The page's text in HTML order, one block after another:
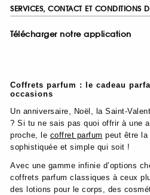
SERVICES, CONTACT ET CONDITIONS
Télécharger notre application
Coffrets parfum : le cadeau
occasions
Un anniversaire, Noël, la Saint-
? Si tu ne sais pas quoi offrir à une
proche, le coffret parfum peut être la
sophistiquée et simple qui soit !
Avec une gamme infinie d’options
coffrets parfum classiques à ceux
des lotions pour le corps, des